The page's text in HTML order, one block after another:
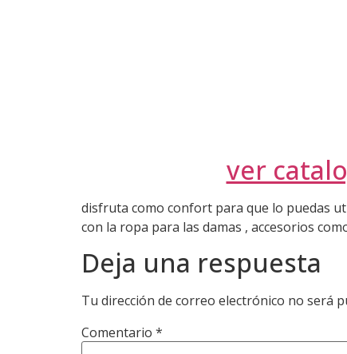
ver
disfruta como confort para que lo puedas
con la ropa para las damas , accesorios
Deja una respuesta
Tu dirección de correo electrónico no será
Comentario *